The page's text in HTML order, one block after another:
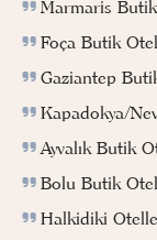
Marmaris
Foça Butik
Gaziantep
Kapadokya/
Ayvalık Butik
Bolu Butik
Halkidiki